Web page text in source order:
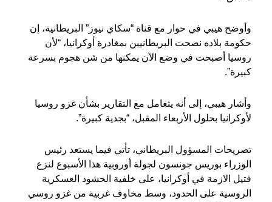
وأوضح هيبي في حوار مع قناة “سكاي نيوز” البريطانية، إن
حكومة بلاده نصحت البريطانيين بمغادرة أوكرانيا، “لأن
روسيا أصبحت في وضع الآن يمكنها من شن هجوم بسرعة
كبيرة”.
وأشار هيبي، إلى أنه يتعامل مع التقارير بشأن غزو روسيا
لأوكرانيا بحلول الأربعاء المقبل، “بجدية كبيرة”.
تصريحات المسؤول البريطاني، تأتي فيما يستعد رئيس
الوزراء بوريس جونسون لجولة أوروبية هذا الأسبوع لنزع
فتيل الازمة في أوكرانيا، على خلفية الحشود العسكرية
الروسية على الحدود، وسط مخاوف غربية من غزو روسي